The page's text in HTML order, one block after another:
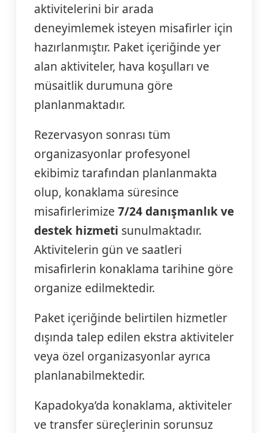
aktivitelerini bir arada
deneyimlemek isteyen misafirler için
hazırlanmıştır. Paket içeriğinde yer
alan aktiviteler, hava koşulları ve
müsaitlik durumuna göre
planlanmaktadır.
Rezervasyon sonrası tüm
organizasyonlar profesyonel
ekibimiz tarafından planlanmakta
olup, konaklama süresince
misafirlerimize 7/24 danışmanlık ve
destek hizmeti sunulmaktadır.
Aktivitelerin gün ve saatleri
misafirlerin konaklama tarihine göre
organize edilmektedir.
Paket içeriğinde belirtilen hizmetler
dışında talep edilen ekstra aktiviteler
veya özel organizasyonlar ayrıca
planlanabilmektedir.
Kapadokya’da konaklama, aktiviteler
ve transfer süreçlerinin sorunsuz